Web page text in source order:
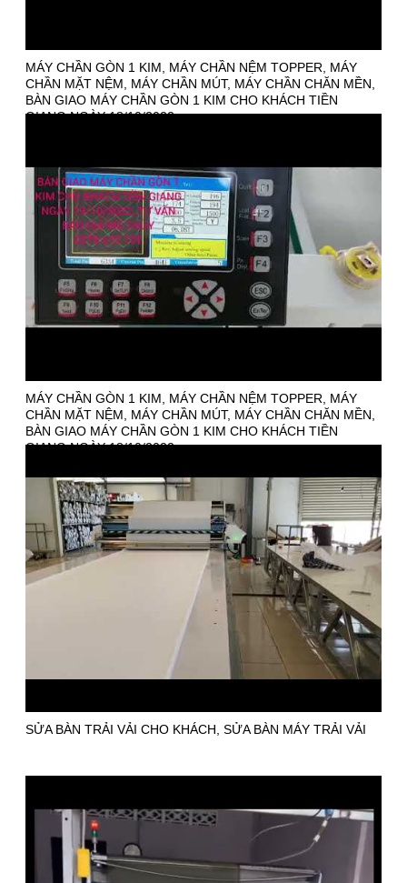
MÁY CHẦN GÒN 1 KIM, MÁY CHẦN NỆM TOPPER, MÁY
CHẦN MẶT NỆM, MÁY CHẦN MÚT, MÁY CHẦN CHĂN MỀN,
BÀN GIAO MÁY CHẦN GÒN 1 KIM CHO KHÁCH TIỀN
GIANG NGÀY 18/10/2022
MÁY CHẦN GÒN 1 KIM, MÁY CHẦN NỆM TOPPER, MÁY
CHẦN MẶT NỆM, MÁY CHẦN MÚT, MÁY CHẦN CHĂN MỀN,
BÀN GIAO MÁY CHẦN GÒN 1 KIM CHO KHÁCH TIỀN
GIANG NGÀY 18/10/2022
SỬA BÀN TRẢI VẢI CHO KHÁCH, SỬA BÀN MÁY TRẢI VẢI